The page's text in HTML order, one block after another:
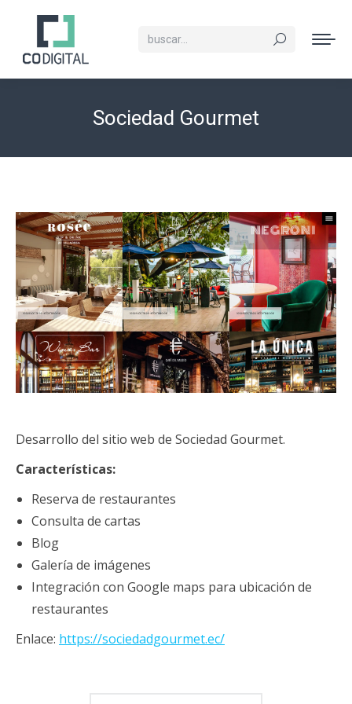
Buscar:
Sociedad Gourmet
Desarrollo del sitio web de Sociedad Gourmet.
Características:
Reserva de restaurantes
Consulta de cartas
Blog
Galería de imágenes
Integración con Google maps para ubicación de
restaurantes
Enlace: https://sociedadgourmet.ec/